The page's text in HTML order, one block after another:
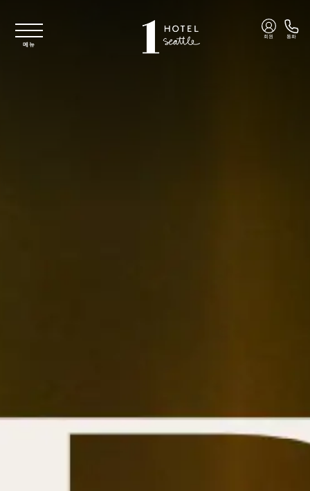
메뉴
회원 통화